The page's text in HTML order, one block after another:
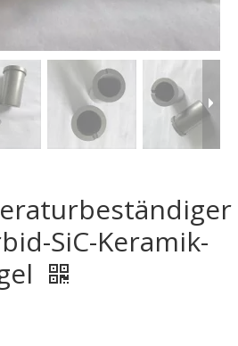
SiC-Keramik-